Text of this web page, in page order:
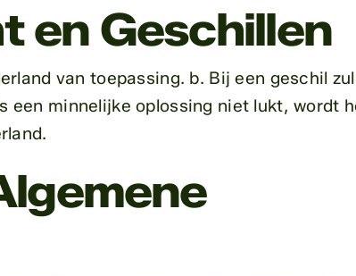
en Geschillen
van toepassing. b. Bij een geschil
een minnelijke oplossing niet lukt, wordt